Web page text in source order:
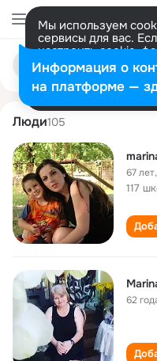
Мы используем
сервисы для вас.
настроить cookie-
представитель.
Разрешить все
Поиск
людям
marina gelashvili
Люди105
67 лет,
117
62
Информация о
на платформе —